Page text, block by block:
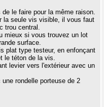
le faire pour la même raison.
la seule vis visible, il vous faut
trou central.
mieux si vous trouvez un lot
surface.
plat type testeur, en enfonçant
le téton de la vis.
levier vers l'extérieur avec un
rondelle porteuse de 2